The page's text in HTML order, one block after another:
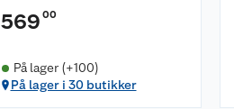
569 00
På lager (+100)
På lager i 30 butikker